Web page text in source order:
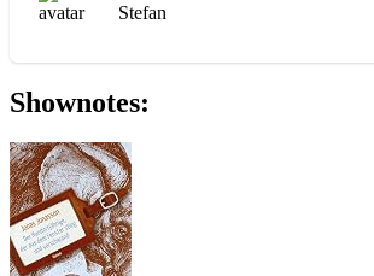
Stefan
Shownotes: